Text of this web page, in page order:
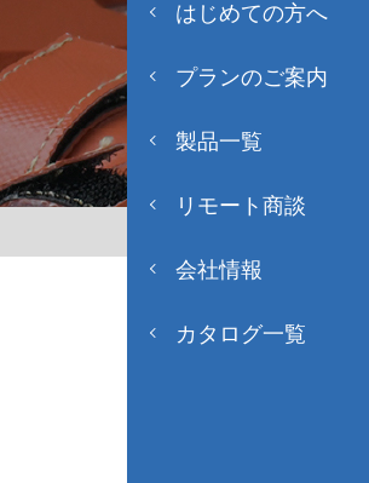
はじめての方へ
プランのご案内
製品一覧
リモート商談
会社情報
カタログ一覧